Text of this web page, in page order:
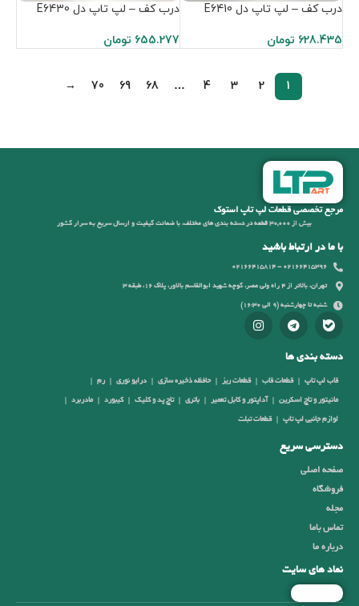
درب کف – لپ تاپ دل E6410
628.435 تومان
درب کف – لپ تاپ دل E6430
655.277 تومان
1
2
3
4
…
68
69
70
→
مرجع تخصصی قطعات لپ تاپ استوک
بیش از 30,000 قطعه در دسته بندی های مختلف، با ضمانت کیفیت و ارسال سریع به سرار کشور
با ما در ارتباط باشید
02166415396 - 02166415814
تهران، بالاتر از 4 راه ولی عصر، کوچه شهید ابوالقاسم بالاور، پلاک 16، طبقه 3
شنبه تا چهارشنبه (9 الی 16:30)
دسته بندی ها
قاب لپ تاپ قطعات قاب قطعات ریز حافظه ذخیره سازی درایو نوری رم
مانیتور و تاچ اسکرین آداپتور و کابل تعمیر باتری تاچ پد و کلیک کیبورد مادربرد
لوازم جانبی لپ تاپ قطعات تبلت
دسترسی سریع
صفحه اصلی
فروشگاه
مجله
تماس باما
درباره ما
نماد های سایت